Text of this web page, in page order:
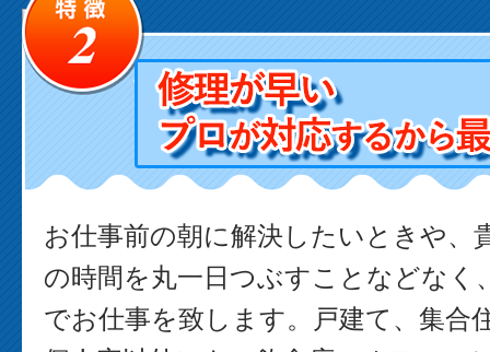
お仕事前の朝に解決したいときや、
の時間を丸一日つぶすことなどなく
でお仕事を致します。戸建て、集合